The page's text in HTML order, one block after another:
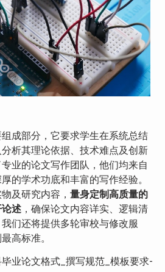
成部分，它要求学生在系统总结
析其理论依据、技术难点及创新
业的论文写作团队，他们均来自
的学术功底和丰富的写作经验。
及研究内容， 量身定制高质量的
述 ，确保论文内容详实、逻辑清
们还将提供多轮审校与修改服
高标准。